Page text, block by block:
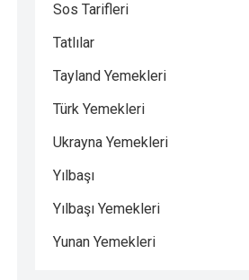
Sos Tarifleri
Tatlılar
Tayland Yemekleri
Türk Yemekleri
Ukrayna Yemekleri
Yılbaşı
Yılbaşı Yemekleri
Yunan Yemekleri